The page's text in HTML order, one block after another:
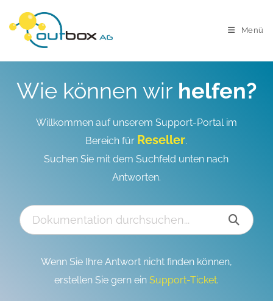
Menü
Wie können wir helfen?
Willkommen auf unserem Support-Portal im
Bereich für Reseller.
Suchen Sie mit dem Suchfeld unten nach
Antworten.
Wenn Sie Ihre Antwort nicht finden können,
erstellen Sie gern ein Support-Ticket.